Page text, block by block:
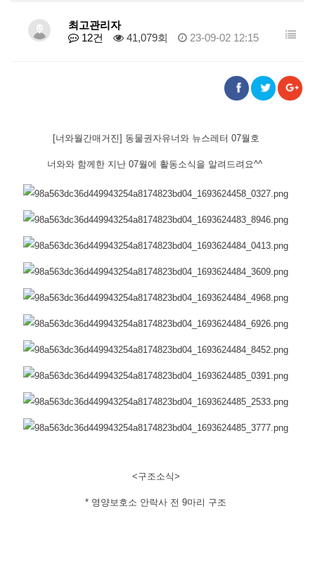
최고관리자
12건
41,079회 23-09-02 12:15
[너와월간매거진] 동물권자유너와 뉴스레터 07월호
너와와 함께한 지난 07월에 활동소식을 알려드려요^^
<구조소식>
​* 영양보호소 안락사 전 9마리 구조